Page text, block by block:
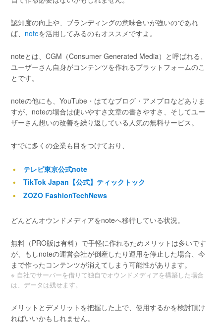
認知度の向上や、ブランディングの意味合いが強いのであれ
ば、 noteを活用してみるのもオススメですよ。
noteとは、CGM（Consumer Generated Media）と呼ばれる、
ユーザーさん自身がコンテンツを作れるプラットフォームのこ
とです。
noteの他にも、YouTube・はてなブログ・アメブロなどありま
すが、noteの場合は使いやすさ文章の書きやすさ、そしてユー
ザーさん想いの改善を繰り返している人気の無料サービス。
すでに多くの企業も目をつけており、
テレビ東京公式note
TikTok Japan【公式】ティックトック
ZOZO FashionTechNews
どんどんオウンドメディアをnoteへ移行している状況。
無料（PRO版は有料）で手軽に作れるためメリットは多いです
が、もしnoteの運営会社が倒産したり運用を停止した場合、今
まで作ったコンテンツが消えてしまう可能性があります。
※ 自社でサーバーを借りて独自でオウンドメディアを構築した場合
は、データは残せます。
メリットとデメリットを把握した上で、使用するかを検討頂け
ればいいかもしれません。